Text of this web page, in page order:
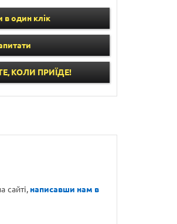
в один клік
КОЛИ ПРИЇДЕ!
сайті, написавши нам в